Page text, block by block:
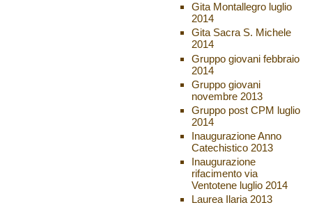
Gita Montallegro luglio
2014
Gita Sacra S. Michele
2014
Gruppo giovani febbraio
2014
Gruppo giovani
novembre 2013
Gruppo post CPM luglio
2014
Inaugurazione Anno
Catechistico 2013
Inaugurazione
rifacimento via
Ventotene luglio 2014
Laurea Ilaria 2013